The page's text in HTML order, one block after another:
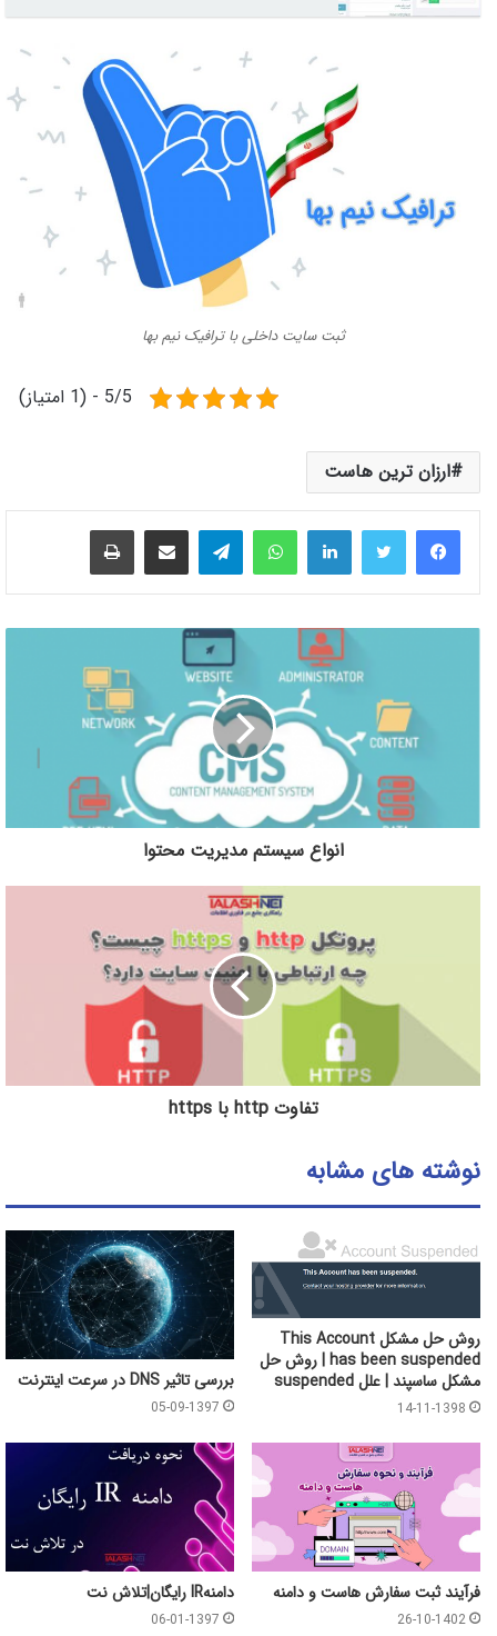
ثبت سایت داخلی با ترافیک نیم بها
5/5 - (1 امتیاز)
ارزان ترین هاست
لینکدینواتس آپ تلگرام اشتراک گذاری از طریق ایمیل چاپ
انواع سیستم مدیریت محتوا
تفاوت http با https
نوشته های مشابه
روش حل مشکل This Account
has been suspended | روش حل
مشکل ساسپند | علل suspended
14-11-1398
بررسی تاثیر DNS در سرعت اینترنت
05-09-1397
فرآیند ثبت سفارش هاست و دامنه
26-10-1402
دامنهIR رایگان|تلاش نت
06-01-1397